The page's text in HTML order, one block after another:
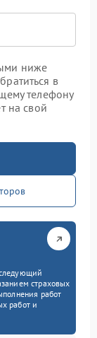
ниже
в
телефону
на свой
страховых
работ
работ и